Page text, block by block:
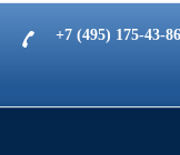
+7 (495) 175-43-